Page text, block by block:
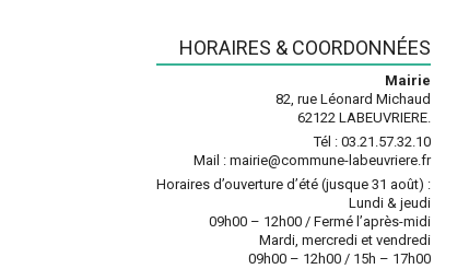
HORAIRES & COORDONNÉES
Mairie
82, rue Léonard Michaud
62122 LABEUVRIERE.
Tél : 03.21.57.32.10
Mail : mairie@commune-labeuvriere.fr
Horaires d’ouverture d’été (jusque 31 août) :
Lundi & jeudi
09h00 – 12h00 / Fermé l’après-midi
Mardi, mercredi et vendredi
09h00 – 12h00 / 15h – 17h00